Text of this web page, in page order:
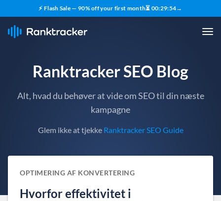
⚡ Flash Sale — 90% off your first month⏳ 00:29:54→
Ranktracker SEO Blog
Alt, hvad du behøver at vide om SEO til din næste
kampagne
Glem ikke at tjekke Ranktracker SEO Guide
OPTIMERING AF KONVERTERING
Hvorfor effektivitet i